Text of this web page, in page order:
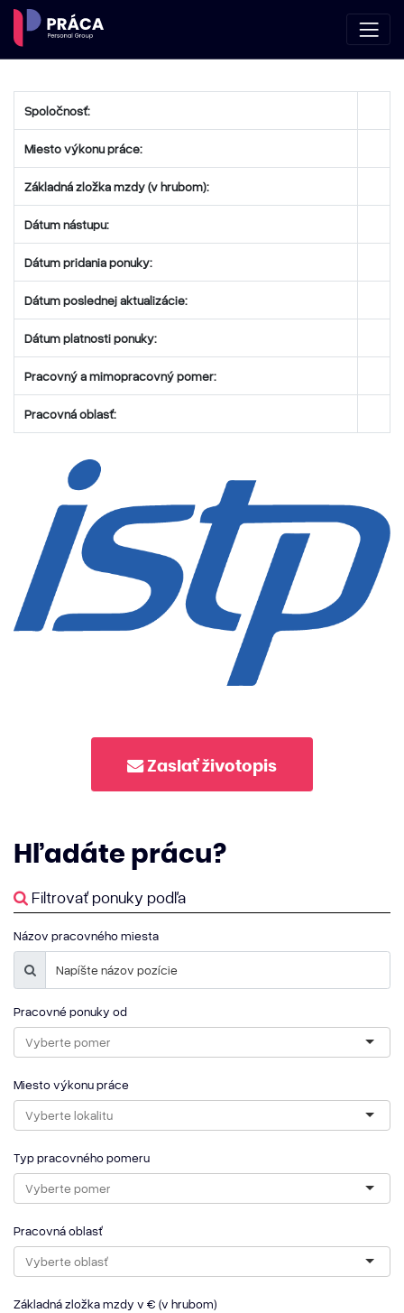
Spoločnosť:
Miesto výkonu práce:
Základná zložka mzdy (v hrubom):
Dátum nástupu:
Dátum pridania ponuky:
Dátum poslednej aktualizácie:
Dátum platnosti ponuky:
Pracovný a mimopracovný pomer:
Pracovná oblasť:
Zaslať životopis
Hľadáte prácu?
Filtrovať ponuky podľa
Názov pracovného miesta
Pracovné ponuky od
Miesto výkonu práce
Typ pracovného pomeru
Pracovná oblasť
Základná zložka mzdy v € (v hrubom)